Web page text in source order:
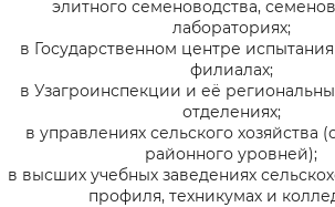
элитного семеноводства,
лабораториях;
в Государственном центре
филиалах;
в Узагроинспекции и её
отделениях;
в управлениях сельского хозяйства
районного уровней);
в высших учебных заведениях
профиля, техникумах и